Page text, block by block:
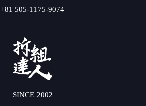
+81 505-1175-9074
SINCE 2002